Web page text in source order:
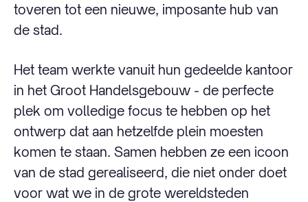
toveren tot een nieuwe, imposante hub van
de stad.
Het team werkte vanuit hun gedeelde kantoor
in het Groot Handelsgebouw - de perfecte
plek om volledige focus te hebben op het
ontwerp dat aan hetzelfde plein moesten
komen te staan. Samen hebben ze een icoon
van de stad gerealiseerd, die niet onder doet
voor wat we in de grote wereldsteden